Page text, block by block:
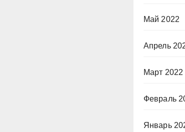
Май 2022
Апрель
Март 2022
Февраль
Январь